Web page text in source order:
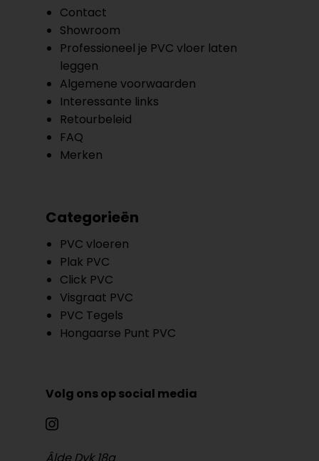
Contact
Showroom
Professioneel je PVC vloer laten
leggen
Algemene voorwaarden
Interessante links
Retourbeleid
FAQ
Merken
Categorieën
PVC vloeren
Plak PVC
Click PVC
Visgraat PVC
PVC Tegels
Hongaarse Punt PVC
Volg ons op social media